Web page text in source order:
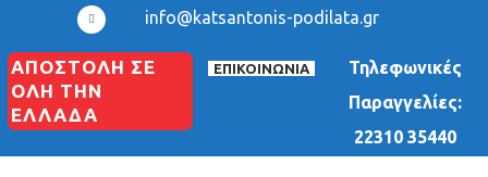
info@katsantonis-podilata.gr
ΑΠΟΣΤΟΛΗ ΣΕ
ΟΛΗ ΤΗΝ
ΕΛΛΑΔΑ
ΕΠΙΚΟΙΝΩΝΙΑ
Τηλεφωνικές
Παραγγελίες:
22310 35440